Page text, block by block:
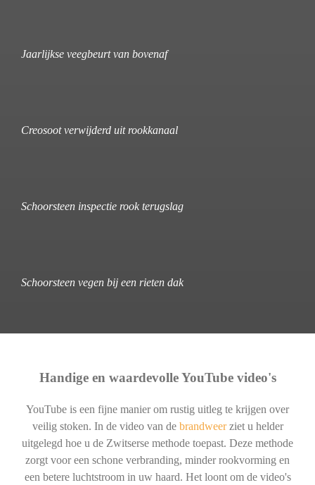
Jaarlijkse veegbeurt van bovenaf
Creosoot verwijderd uit rookkanaal
Schoorsteen inspectie rook terugslag
Schoorsteen vegen bij een rieten dak
Handige en waardevolle YouTube video's
YouTube is een fijne manier om rustig uitleg te krijgen over
veilig stoken. In de video van de brandweerziet u helder
uitgelegd hoe u de Zwitserse methode toepast. Deze methode
zorgt voor een schone verbranding, minder rookvorming en
een betere luchtstroom in uw haard. Het loont om de video's